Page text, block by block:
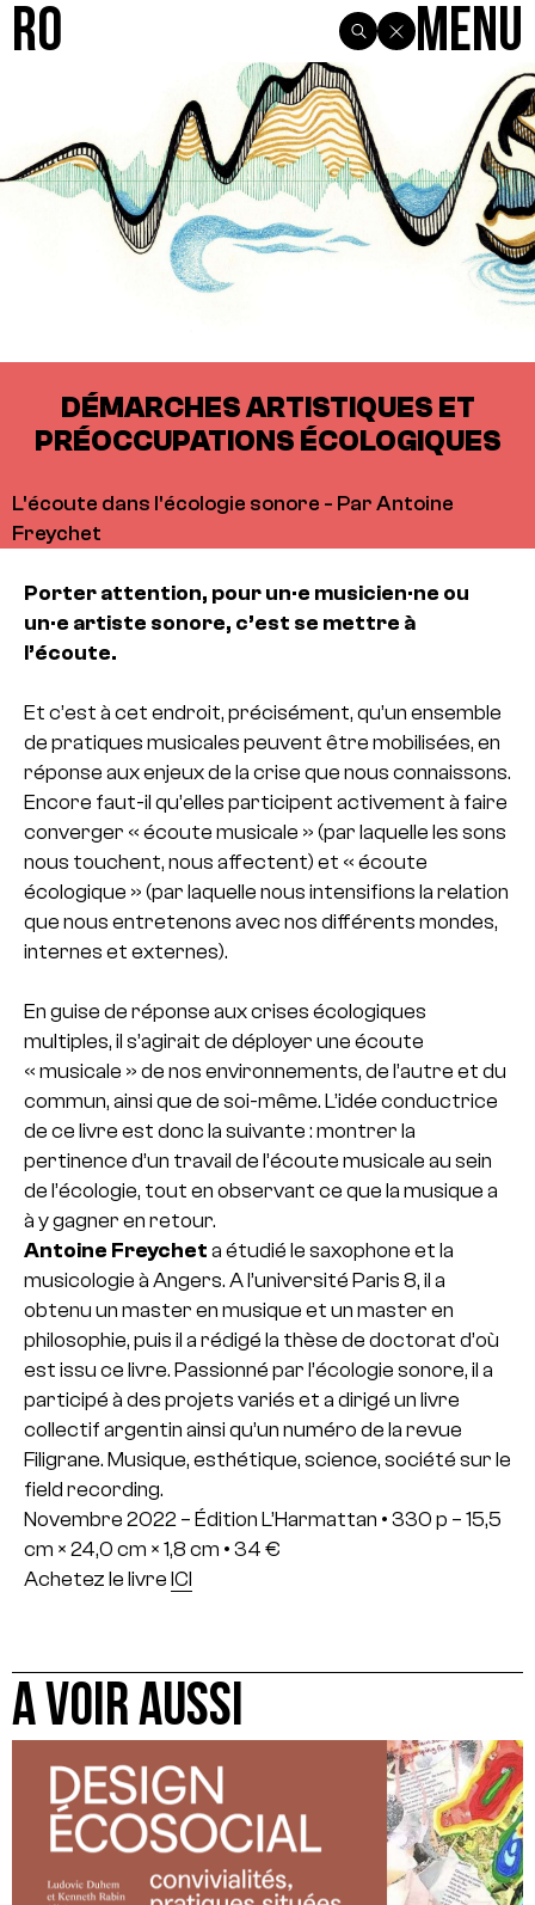
R0 Menu
DÉMARCHES ARTISTIQUES ET
PRÉOCCUPATIONS ÉCOLOGIQUES
L'écoute dans l'écologie sonore - Par Antoine
Freychet
Porter attention, pour un·e musicien·ne ou
un·e artiste sonore, c’est se mettre à
l’écoute.
Et c’est à cet endroit, précisément, qu’un ensemble
de pratiques musicales peuvent être mobilisées, en
réponse aux enjeux de la crise que nous connaissons.
Encore faut-il qu’elles participent activement à faire
converger « écoute musicale » (par laquelle les sons
nous touchent, nous affectent) et « écoute
écologique » (par laquelle nous intensifions la relation
que nous entretenons avec nos différents mondes,
internes et externes).
En guise de réponse aux crises écologiques
multiples, il s’agirait de déployer une écoute
« musicale » de nos environnements, de l’autre et du
commun, ainsi que de soi-même. L’idée conductrice
de ce livre est donc la suivante : montrer la
pertinence d’un travail de l’écoute musicale au sein
de l’écologie, tout en observant ce que la musique a
à y gagner en retour.
Antoine Freychet a étudié le saxophone et la
musicologie à Angers. A l’université Paris 8, il a
obtenu un master en musique et un master en
philosophie, puis il a rédigé la thèse de doctorat d’où
est issu ce livre. Passionné par l’écologie sonore, il a
participé à des projets variés et a dirigé un livre
collectif argentin ainsi qu’un numéro de la revue
Filigrane. Musique, esthétique, science, société sur le
field recording.
Novembre 2022 – Édition L’Harmattan • 330 p – 15,5
cm × 24,0 cm × 1,8 cm • 34 €
Achetez le livre ICI
A VOIR AUSSI